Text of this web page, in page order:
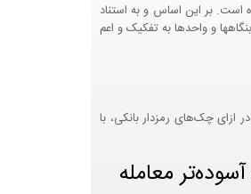
قانون انتشار و دسترسي آزاد به اطلاعات مصوب سال 1388 را تصويب و ابلاغ نموده است. بر اين اساس و به استناد
عمومي کليه طرحها، بنگاهها و واحدها به تفکيک و اعم
چک‌های رمزدار بانکی، با
معامله